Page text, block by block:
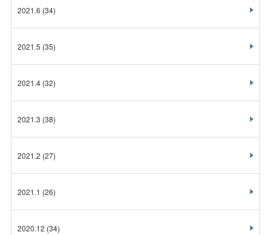
2021.6 (34)
2021.5 (35)
2021.4(32)
2021.3 (38)
2021.2 (27)
2021.1 (26)
2020.12 (34)